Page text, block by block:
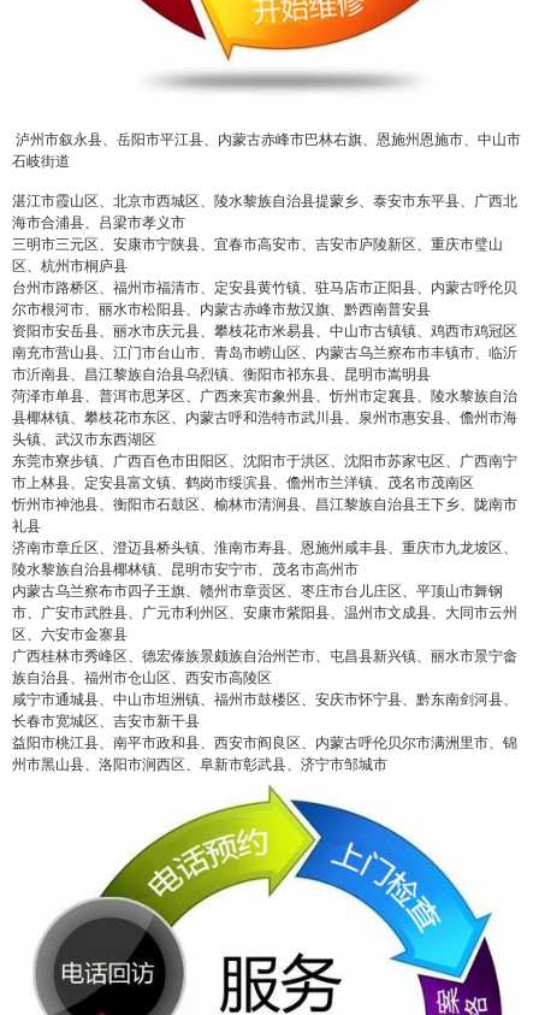
泸州市叙永县、岳阳市平江县、内蒙古赤峰市巴林右旗、恩施州恩施市、中山市
石岐街道
湛江市霞山区、北京市西城区、陵水黎族自治县提蒙乡、泰安市东平县、广西北
海市合浦县、吕梁市孝义市
三明市三元区、安康市宁陕县、宜春市高安市、吉安市庐陵新区、重庆市璧山
区、杭州市桐庐县
台州市路桥区、福州市福清市、定安县黄竹镇、驻马店市正阳县、内蒙古呼伦贝
尔市根河市、丽水市松阳县、内蒙古赤峰市敖汉旗、黔西南普安县
资阳市安岳县、丽水市庆元县、攀枝花市米易县、中山市古镇镇、鸡西市鸡冠区
南充市营山县、江门市台山市、青岛市崂山区、内蒙古乌兰察布市丰镇市、临沂
市沂南县、昌江黎族自治县乌烈镇、衡阳市祁东县、昆明市嵩明县
菏泽市单县、普洱市思茅区、广西来宾市象州县、忻州市定襄县、陵水黎族自治
县椰林镇、攀枝花市东区、内蒙古呼和浩特市武川县、泉州市惠安县、儋州市海
头镇、武汉市东西湖区
东莞市寮步镇、广西百色市田阳区、沈阳市于洪区、沈阳市苏家屯区、广西南宁
市上林县、定安县富文镇、鹤岗市绥滨县、儋州市兰洋镇、茂名市茂南区
忻州市神池县、衡阳市石鼓区、榆林市清涧县、昌江黎族自治县王下乡、陇南市
礼县
济南市章丘区、澄迈县桥头镇、淮南市寿县、恩施州咸丰县、重庆市九龙坡区、
陵水黎族自治县椰林镇、昆明市安宁市、茂名市高州市
内蒙古乌兰察布市四子王旗、赣州市章贡区、枣庄市台儿庄区、平顶山市舞钢
市、广安市武胜县、广元市利州区、安康市紫阳县、温州市文成县、大同市云州
区、六安市金寨县
广西桂林市秀峰区、德宏傣族景颇族自治州芒市、屯昌县新兴镇、丽水市景宁畲
族自治县、福州市仓山区、西安市高陵区
咸宁市通城县、中山市坦洲镇、福州市鼓楼区、安庆市怀宁县、黔东南剑河县、
长春市宽城区、吉安市新干县
益阳市桃江县、南平市政和县、西安市阎良区、内蒙古呼伦贝尔市满洲里市、锦
州市黑山县、洛阳市涧西区、阜新市彰武县、济宁市邹城市
false
2 元 5 元 10 元
20 元 50 元 自定义
false 付费内容
¥
您没有权限发布内容，请购买会员或者提升权
6位以上
6位以上